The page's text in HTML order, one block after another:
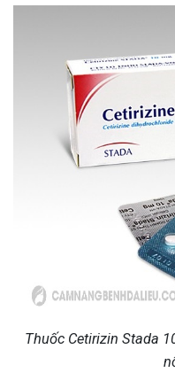
Thuốc Cetirizin Stada